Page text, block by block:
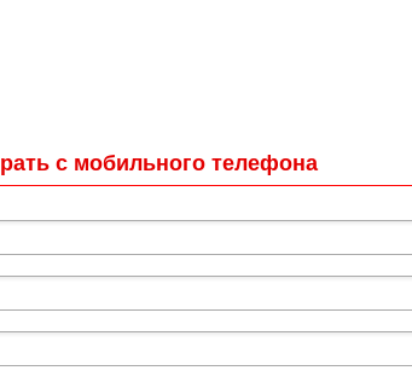
с мобильного телефона